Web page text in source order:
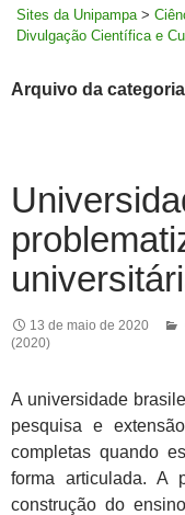
Sites da Unipampa >
Divulgação Científica e
Arquivo da
13 de maio de 2020
(2020)
A universidade
pesquisa e
completas quando
forma articulada. A
construção do